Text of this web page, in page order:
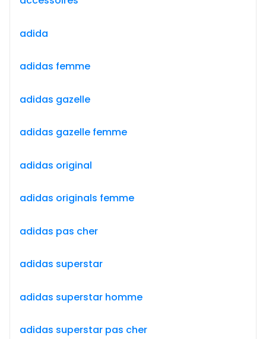
adida
adidas femme
adidas gazelle
adidas gazelle femme
adidas original
adidas originals femme
adidas pas cher
adidas superstar
adidas superstar homme
adidas superstar pas cher